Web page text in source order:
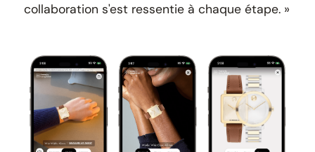
collaboration s'est ressentie à chaque étape. »